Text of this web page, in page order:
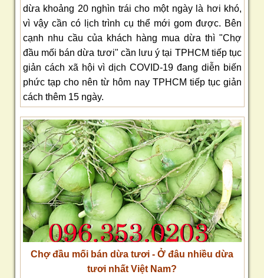
dừa khoảng 20 nghìn trái cho một ngày là hơi khó,
vì vậy cần có lịch trình cụ thể mới gom được. Bên
cạnh nhu cầu của khách hàng mua dừa thì "Chợ
đầu mối bán dừa tươi" cần lưu ý tại TPHCM tiếp tục
giản cách xã hội vì dịch COVID-19 đang diễn biến
phức tạp cho nên từ hôm nay TPHCM tiếp tục giản
cách thêm 15 ngày.
Chợ đầu mối bán dừa tươi - Ở đâu nhiều dừa
tươi nhất Việt Nam?